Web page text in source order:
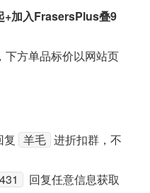
+加入FrasersPlus叠9
下方单品标价以网站页
复 羊毛 进折扣群，不
回复任意信息获取